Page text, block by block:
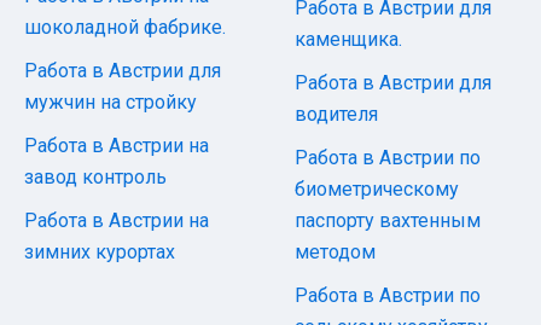
шоколадной фабрике.
Работа в Австрии для
мужчин на стройку
Работа в Австрии на
завод контроль
Работа в Австрии на
зимних курортах
Работа в Австрии для
каменщика.
Работа в Австрии для
водителя
Работа в Австрии по
биометрическому
паспорту вахтенным
методом
Работа в Австрии по